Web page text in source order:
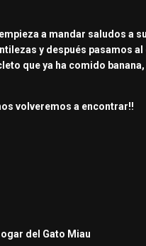
a mandar saludos a
y después pasamos
que ya ha comido
volveremos a encontrar!!
del Gato Miau